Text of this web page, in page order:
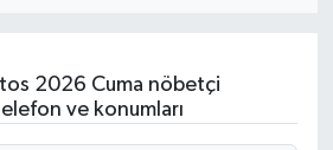
2026 Cuma nöbetçi
ve konumları